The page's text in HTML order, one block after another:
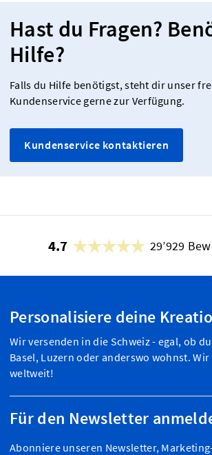
Hast du Fragen?
Hilfe?
Falls du Hilfe benötigst, steht dir unser
Kundenservice gerne zur Verfügung.
Kundenservice kontaktieren
4.7 29’929
Personalisiere deine
Wir versenden in die Schweiz - egal, ob
Basel, Luzern oder anderswo wohnst.
weltweit!
Für den Newsletter
Abonniere unseren Newsletter,